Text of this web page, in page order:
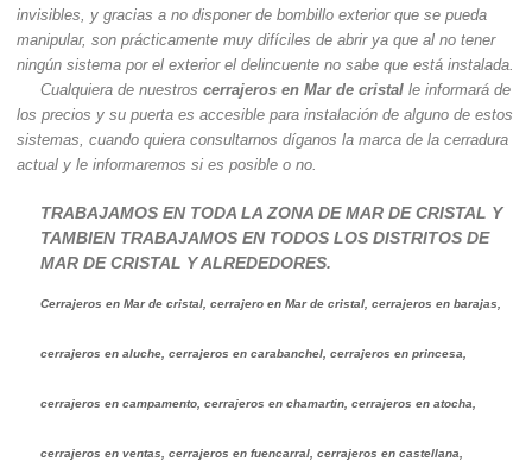
invisibles, y gracias a no disponer de bombillo exterior que se pueda
manipular, son prácticamente muy difíciles de abrir ya que al no tener
ningún sistema por el exterior el delincuente no sabe que está instalada.
Cualquiera de nuestros cerrajeros en Mar de cristal le informará de
los precios y su puerta es accesible para instalación de alguno de estos
sistemas, cuando quiera consultarnos díganos la marca de la cerradura
actual y le informaremos si es posible o no.
TRABAJAMOS EN TODA LA ZONA DE MAR DE CRISTAL Y
TAMBIEN TRABAJAMOS EN TODOS LOS DISTRITOS DE
MAR DE CRISTAL Y ALREDEDORES.
Cerrajeros en Mar de cristal, cerrajero en Mar de cristal, cerrajeros en barajas,
cerrajeros en aluche, cerrajeros en carabanchel, cerrajeros en princesa,
cerrajeros en campamento, cerrajeros en chamartin, cerrajeros en atocha,
cerrajeros en ventas, cerrajeros en fuencarral, cerrajeros en castellana,